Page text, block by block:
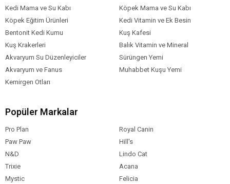
Köpek Maması
Formu
Köpek Maması
Tahıl Oranı
Köpek Özel
Gereksinim
Bağışıklık Sistemi Gelişimi Eklem
Sağlığı
Tüy ve Deri Sağlığı
Köpek Irk
Boyutu
İçerik
Köpek Maması
Köpek Irk
Tüm Küçük Irklar
Kedi Mama ve Su Kabı
Köpek Mama ve Su Kabı
Köpek Eğitim Ürünleri
Kedi Vitamin ve Ek Besin
Bentonit Kedi Kumu
Kuş Kafesi
Kuş Krakerleri
Balık Vitamin ve Mineral
Akvaryum Su Düzenleyiciler
Sürüngen Yemi
Akvaryum ve Fanus
Muhabbet Kuşu Yemi
Kemirgen Otları
Popüler Markalar
Pro Plan
Royal Canin
Paw Paw
Hill's
N&D
Lindo Cat
Trixie
Acana
Mystic
Felicia